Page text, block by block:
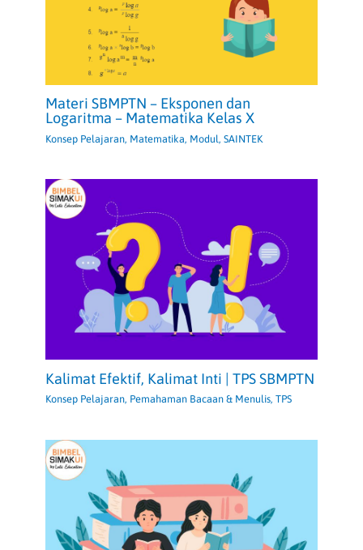
Materi SBMPTN – Eksponen dan
Logaritma – Matematika Kelas X
Konsep Pelajaran, Matematika, Modul,SAINTEK
Kalimat Efektif, Kalimat Inti | TPS SBMPTN
Konsep Pelajaran, Pemahaman Bacaan & Menulis,TPS